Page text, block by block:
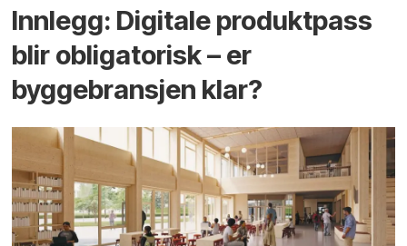
Innlegg: Digitale produktpass
blir obligatorisk – er
byggebransjen klar?